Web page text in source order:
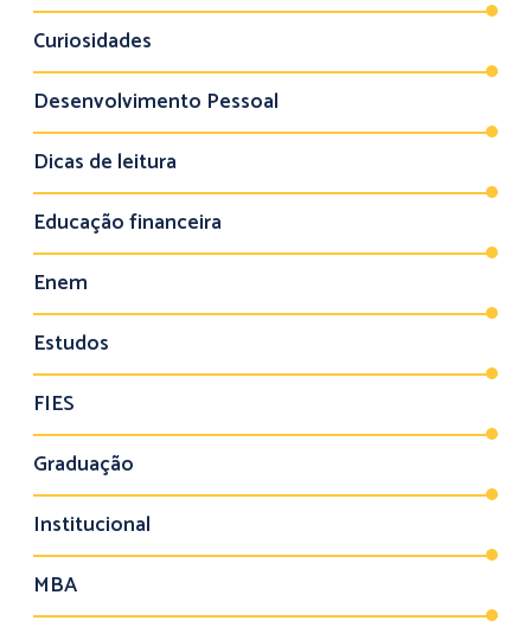
Curiosidades
Desenvolvimento Pessoal
Dicas de leitura
Educação financeira
Enem
Estudos
FIES
Graduação
Institucional
MBA